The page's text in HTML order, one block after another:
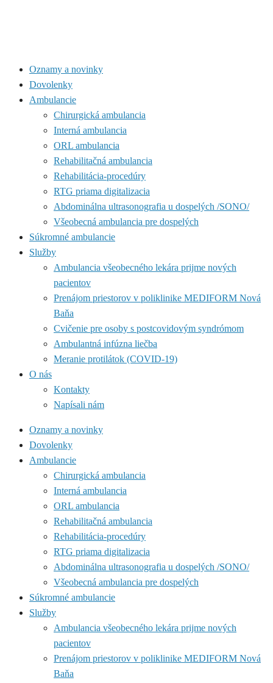
Oznamy a novinky
Dovolenky
Ambulancie
Chirurgická ambulancia
Interná ambulancia
ORL ambulancia
Rehabilitačná ambulancia
Rehabilitácia-procedúry
RTG priama digitalizacia
Abdominálna ultrasonografia u dospelých /SONO/
Všeobecná ambulancia pre dospelých
Súkromné ambulancie
Služby
Ambulancia všeobecného lekára prijme nových
pacientov
Prenájom priestorov v poliklinike MEDIFORM Nová
Baňa
Cvičenie pre osoby s postcovidovým syndrómom
Ambulantná infúzna liečba
Meranie protilátok (COVID-19)
O nás
Kontakty
Napísali nám
Oznamy a novinky
Dovolenky
Ambulancie
Chirurgická ambulancia
Interná ambulancia
ORL ambulancia
Rehabilitačná ambulancia
Rehabilitácia-procedúry
RTG priama digitalizacia
Abdominálna ultrasonografia u dospelých /SONO/
Všeobecná ambulancia pre dospelých
Súkromné ambulancie
Služby
Ambulancia všeobecného lekára prijme nových
pacientov
Prenájom priestorov v poliklinike MEDIFORM Nová
Baňa